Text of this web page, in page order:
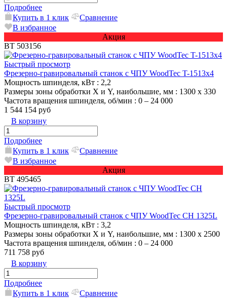
Подробнее
Купить в 1 клик
Сравнение
В избранное
Акция
ВТ 503156
Быстрый просмотр
Фрезерно-гравировальный станок с ЧПУ WoodTec T-1513х4
Мощность шпинделя, кВт : 2,2
Размеры зоны обработки X и Y, наибольшие, мм : 1300 х 330
Частота вращения шпинделя, об/мин : 0 – 24 000
1 544 154 руб
В корзину
Подробнее
Купить в 1 клик
Сравнение
В избранное
Акция
ВТ 495465
Быстрый просмотр
Фрезерно-гравировальный станок с ЧПУ WoodTec CH 1325L
Мощность шпинделя, кВт : 3,2
Размеры зоны обработки X и Y, наибольшие, мм : 1300 х 2500
Частота вращения шпинделя, об/мин : 0 – 24 000
711 758 руб
В корзину
Подробнее
Купить в 1 клик
Сравнение